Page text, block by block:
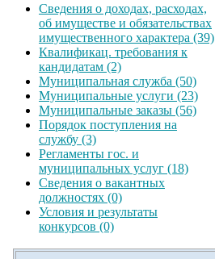
Сведения о доходах, расходах,
об имуществе и обязательствах
имущественного характера (39)
Квалификац. требования к
кандидатам (2)
Муниципальная служба (50)
Муниципальные услуги (23)
Муниципальные заказы (56)
Порядок поступления на
службу (3)
Регламенты гос. и
муниципальных услуг (18)
Сведения о вакантных
должностях (0)
Условия и результаты
конкурсов (0)